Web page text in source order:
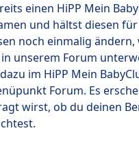
einen HiPP Mein
und hältst diesen
noch einmalig ändern,
unserem Forum
im HiPP Mein
Forum. Es
wirst, ob du deinen